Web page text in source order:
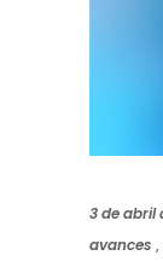
3 de abril
avances ,